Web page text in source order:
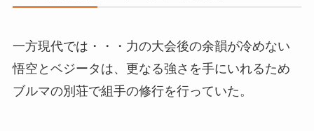
一方現代では・・・力の大会後の余韻が冷めない
悟空とベジータは、更なる強さを手にいれるため
ブルマの別荘で組手の修行を行っていた。